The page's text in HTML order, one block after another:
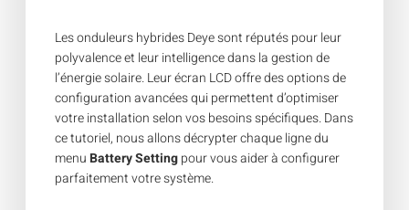
Les onduleurs hybrides Deye sont réputés pour leur
polyvalence et leur intelligence dans la gestion de
l’énergie solaire. Leur écran LCD offre des options de
configuration avancées qui permettent d’optimiser
votre installation selon vos besoins spécifiques. Dans
ce tutoriel, nous allons décrypter chaque ligne du
menuBattery Settingpour vous aider à configurer
parfaitement votre système.